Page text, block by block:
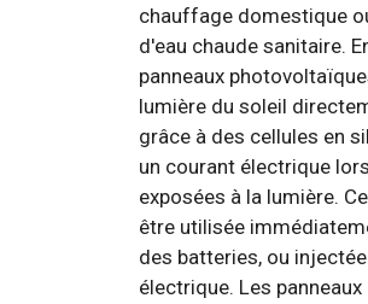
chauffage domestique
d'eau chaude sanitaire.
panneaux
lumière du soleil
grâce à des cellules en
un courant électrique
exposées à la lumière.
être utilisée
des batteries, ou
électrique. Les